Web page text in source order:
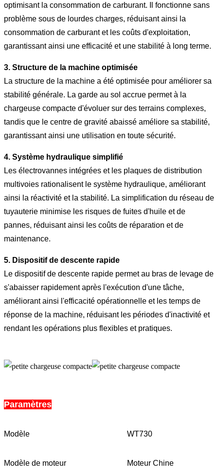
optimisant la consommation de carburant. Il fonctionne sans
problème sous de lourdes charges, réduisant ainsi la
consommation de carburant et les coûts d'exploitation,
garantissant ainsi une efficacité et une stabilité à long terme.
3. Structure de la machine optimisée
La structure de la machine a été optimisée pour améliorer sa
stabilité générale. La garde au sol accrue permet à la
chargeuse compacte d'évoluer sur des terrains complexes,
tandis que le centre de gravité abaissé améliore sa stabilité,
garantissant ainsi une utilisation en toute sécurité.
4. Système hydraulique simplifié
Les électrovannes intégrées et les plaques de distribution
multivoies rationalisent le système hydraulique, améliorant
ainsi la réactivité et la stabilité. La simplification du réseau de
tuyauterie minimise les risques de fuites d'huile et de
pannes, réduisant ainsi les coûts de réparation et de
maintenance.
5. Dispositif de descente rapide
Le dispositif de descente rapide permet au bras de levage de
s'abaisser rapidement après l'exécution d'une tâche,
améliorant ainsi l'efficacité opérationnelle et les temps de
réponse de la machine, réduisant les périodes d'inactivité et
rendant les opérations plus flexibles et pratiques.
Paramètres
Modèle WT730
Modèle de moteur Moteur Chine